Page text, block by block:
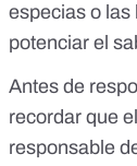
especias o las
potenciar el
Antes de
recordar que el
responsable